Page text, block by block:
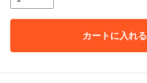
カートに入れる